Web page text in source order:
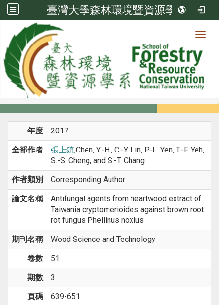
臺灣大學森林環境暨資源學系
系所成員
系所成員
年度 2017
全部作者 張上鎮,Chen, Y.-H., C.-Y. Lin, P.-L. Yen, T.-F. Yeh,
S.-S. Cheng, and S.-T. Chang
作者類別 Corresponding Author
論文名稱
Antifungal agents from heartwood extract of
Taiwania cryptomerioides against brown root
rot fungus Phellinus noxius
期刊名稱 Wood Science and Technology
卷數 51
期數 3
頁碼 639-651